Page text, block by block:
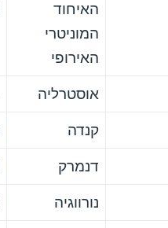
האיחוד
המוניטרי
האירופי
אוסטרליה
קנדה
דנמרק
נורווגיה